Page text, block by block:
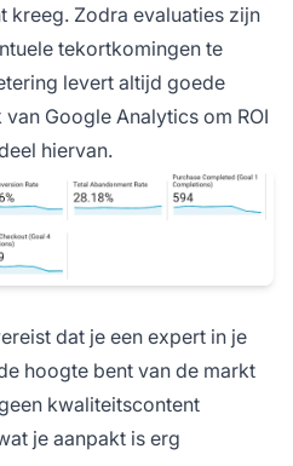
kreeg. Zodra evaluaties zijn
tekortkomingen te
levert altijd goede
Google Analytics om ROI
hiervan.
dat je een expert in je
hoogte bent van de markt
kwaliteitscontent
je aanpakt is erg